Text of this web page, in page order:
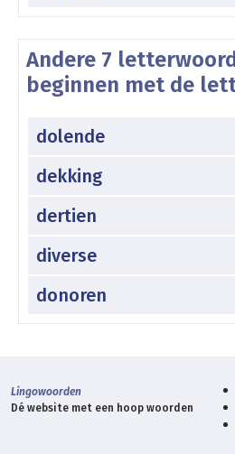
Andere 7
beginnen met de
dolende
dekking
dertien
diverse
donoren
Lingowoorden
Dé website met een hoop woorden